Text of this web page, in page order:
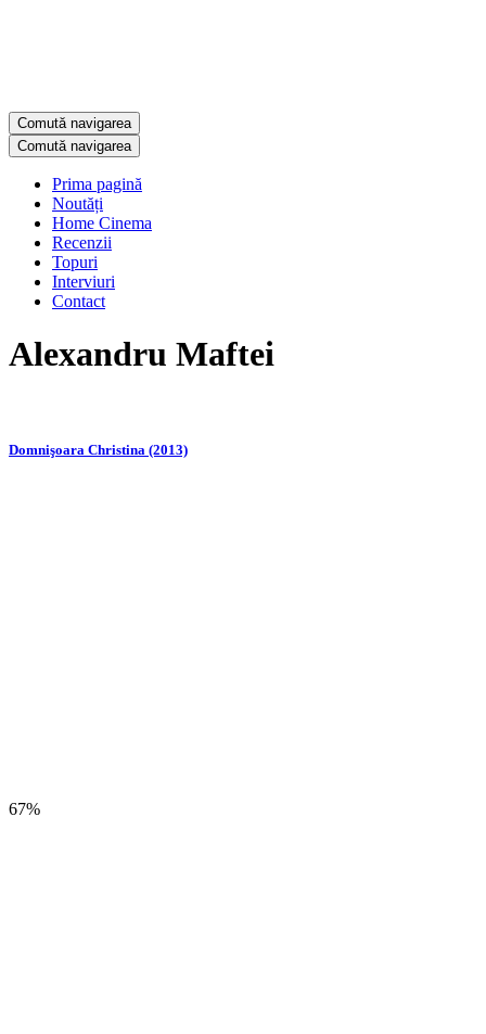
Comută navigarea
Comută navigarea
Prima pagină
Noutăți
Home Cinema
Recenzii
Topuri
Interviuri
Contact
Alexandru Maftei
Domnişoara Christina (2013)
67%